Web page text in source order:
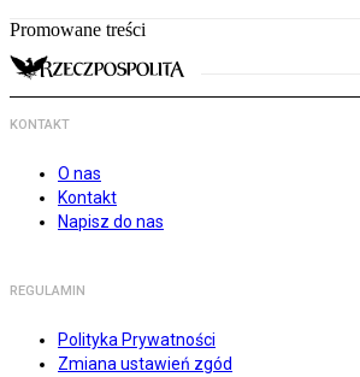
Promowane treści
KONTAKT
O nas
Kontakt
Napisz do nas
REGULAMIN
Polityka Prywatności
Zmiana ustawień zgód